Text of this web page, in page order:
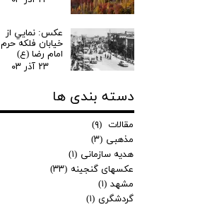
عکس: نمايي از
خیابان فلکه حرم
امام رضا (ع)
۲۳ آذر ۰۳
دسته بندی ها
مقالات (۹)
مذهبی (۳)
هدیه سازمانی (۱)
عکسهای گنجینه (۳۳)
مشهد (۱)
گردشگری (۱)